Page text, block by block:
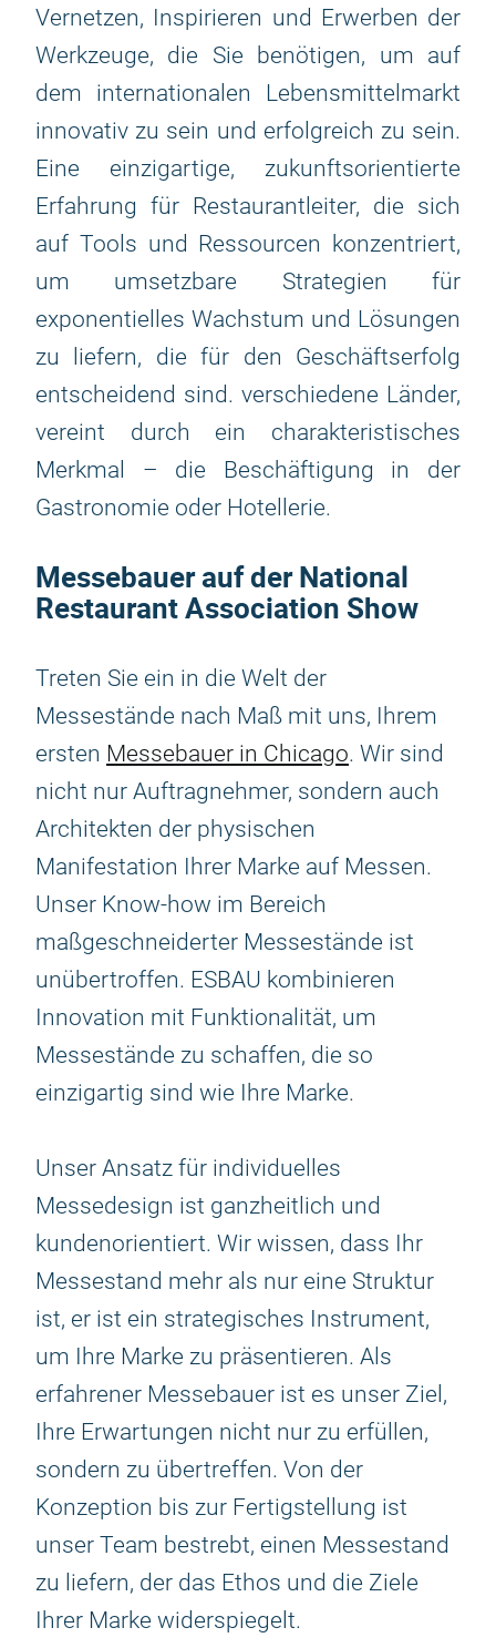
Vernetzen, Inspirieren und Erwerben der
Werkzeuge, die Sie benötigen, um auf
dem internationalen Lebensmittelmarkt
innovativ zu sein und erfolgreich zu sein.
Eine einzigartige, zukunftsorientierte
Erfahrung für Restaurantleiter, die sich
auf Tools und Ressourcen konzentriert,
um umsetzbare Strategien für
exponentielles Wachstum und Lösungen
zu liefern, die für den Geschäftserfolg
entscheidend sind. verschiedene Länder,
vereint durch ein charakteristisches
Merkmal – die Beschäftigung in der
Gastronomie oder Hotellerie.
Messebauer auf der National
Restaurant Association Show
Treten Sie ein in die Welt der
Messestände nach Maß mit uns, Ihrem
ersten Messebauer in Chicago. Wir sind
nicht nur Auftragnehmer, sondern auch
Architekten der physischen
Manifestation Ihrer Marke auf Messen.
Unser Know-how im Bereich
maßgeschneiderter Messestände ist
unübertroffen. ESBAU kombinieren
Innovation mit Funktionalität, um
Messestände zu schaffen, die so
einzigartig sind wie Ihre Marke.
Unser Ansatz für individuelles
Messedesign ist ganzheitlich und
kundenorientiert. Wir wissen, dass Ihr
Messestand mehr als nur eine Struktur
ist, er ist ein strategisches Instrument,
um Ihre Marke zu präsentieren. Als
erfahrener Messebauer ist es unser Ziel,
Ihre Erwartungen nicht nur zu erfüllen,
sondern zu übertreffen. Von der
Konzeption bis zur Fertigstellung ist
unser Team bestrebt, einen Messestand
zu liefern, der das Ethos und die Ziele
Ihrer Marke widerspiegelt.